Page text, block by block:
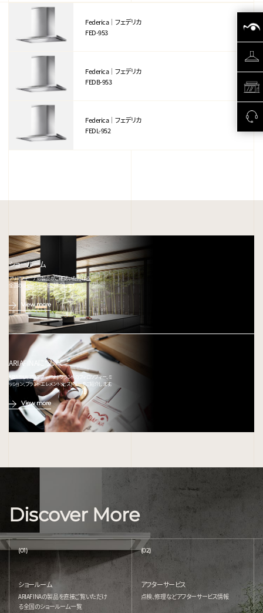
Federica｜フェデリカ
FED-953
Federica｜フェデリカ
FEDB-953
Federica｜フェデリカ
FEDL-952
ショールーム
アリアフィーナの製品がご確認いただける、
全国のショールームをご紹介します。
View more
ARIAFINAについて
ARIAFINA(アリアフィーナ) ブランドのフィロソフィー、ミ
ッション、ブランドエレメント、ヒストリーをご紹介します。
View more
Discover More
(01)
ショールーム
ARIAFINAの製品を直接ご覧いただけ
る全国のショールーム一覧
(02)
アフターサービス
点検、修理などアフターサービス情報